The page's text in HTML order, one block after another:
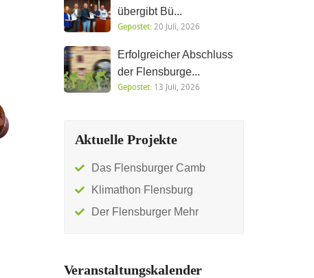
übergibt Bü...
Gepostet:20 Juli, 2026
Erfolgreicher Abschluss
der Flensburge...
Gepostet:13 Juli, 2026
Aktuelle Projekte
Das Flensburger Camb
Klimathon Flensburg
Der Flensburger Mehr
Veranstaltungskalender